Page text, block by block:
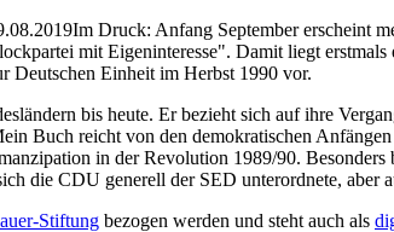
Im Druck: Anfang September erscheint
mit Eigeninteresse". Damit liegt
Deutschen Einheit im Herbst 1990 vor.
bis heute. Er bezieht sich auf ihre
Buch reicht von den demokratischen
in der Revolution 1989/90.
die CDU generell der SED unterordnete, aber
Stiftung bezogen werden und steht auch als